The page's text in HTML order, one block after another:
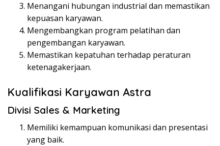
Menangani hubungan industrial dan memastikan
kepuasan karyawan.
Mengembangkan program pelatihan dan
pengembangan karyawan.
Memastikan kepatuhan terhadap peraturan
ketenagakerjaan.
Kualifikasi Karyawan Astra
Divisi Sales & Marketing
Memiliki kemampuan komunikasi dan presentasi
yang baik.